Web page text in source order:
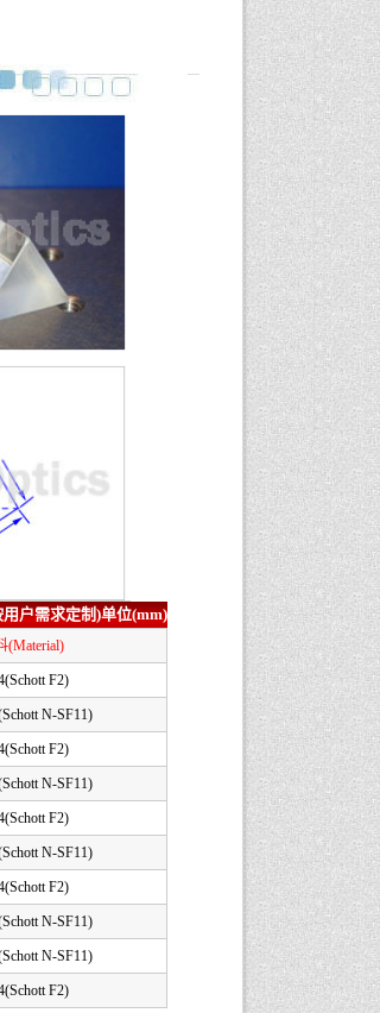
需求定制)单位(mm)
(Material)
F2)
N-SF11)
F2)
N-SF11)
F2)
N-SF11)
F2)
N-SF11)
N-SF11)
F2)